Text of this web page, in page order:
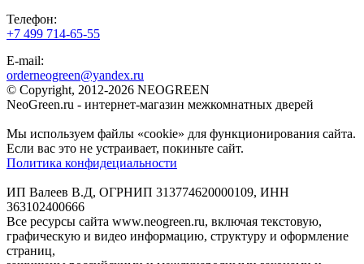
Телефон:
+7 499 714-65-55
E-mail:
orderneogreen@yandex.ru
© Copyright, 2012-2026 NEOGREEN
NeoGreen.ru - интернет-магазин межкомнатных дверей
Мы используем файлы «cookie» для функционирования сайта.
Если вас это не устраивает, покиньте сайт.
Политика конфидециальности
ИП Валеев В.Д, ОГРНИП 313774620000109, ИНН
363102400666
Все ресурсы сайта www.neogreen.ru, включая текстовую,
графическую и видео информацию, структуру и оформление
страниц,